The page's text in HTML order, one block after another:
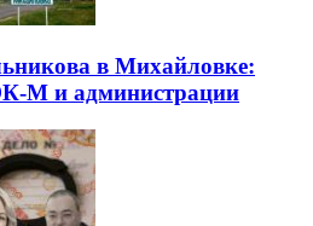
в Михайловке:
М и администрации